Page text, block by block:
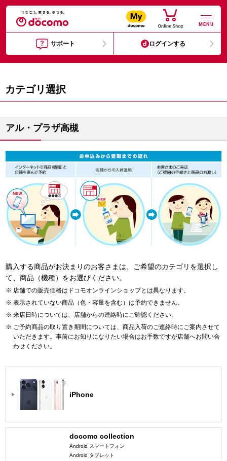
MENU
サポート ログインする
カテゴリ選択
アル・プラザ高槻
購入する商品がお決まりのお客さまは、ご希望のカテゴリを選択し
て、商品（機種）をお選びください。
店舗での販売価格はドコモオンラインショップとは異なります。
表示されていない商品（色・容量を含む）は予約できません。
来店日時については、店舗からの連絡時にご確認ください。
ご予約商品の取り置き期間については、商品入荷のご連絡時にご案内させて
いただきます。事前にお知りになりたい場合はお手数ですが店舗へお問い合
わせください。
iPhone
docomo collection
Android スマートフォン
Android タブレット